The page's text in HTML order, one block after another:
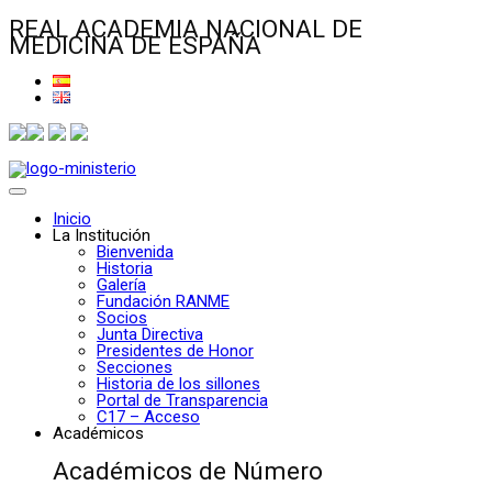
REAL ACADEMIA NACIONAL DE
MEDICINA DE ESPAÑA
Inicio
La Institución
Bienvenida
Historia
Galería
Fundación RANME
Socios
Junta Directiva
Presidentes de Honor
Secciones
Historia de los sillones
Portal de Transparencia
C17 – Acceso
Académicos
Académicos de Número